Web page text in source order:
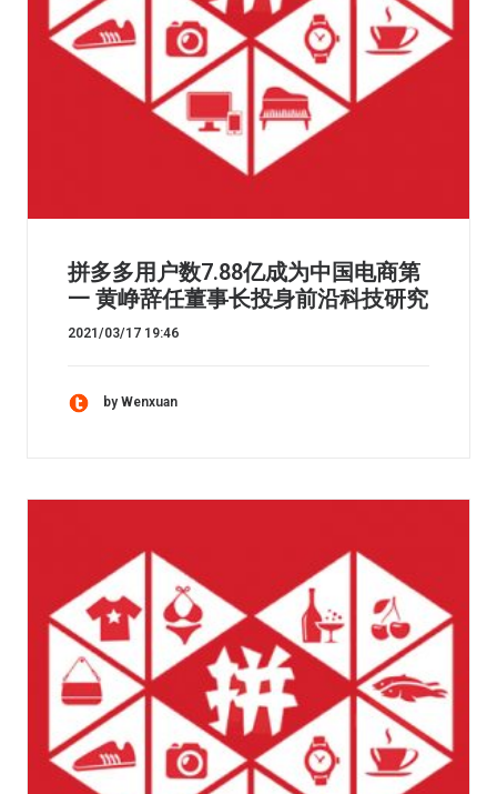
拼多多用户数7.88亿成为中国电商第
一 黄峥辞任董事长投身前沿科技研究
2021/03/17 19:46
by Wenxuan